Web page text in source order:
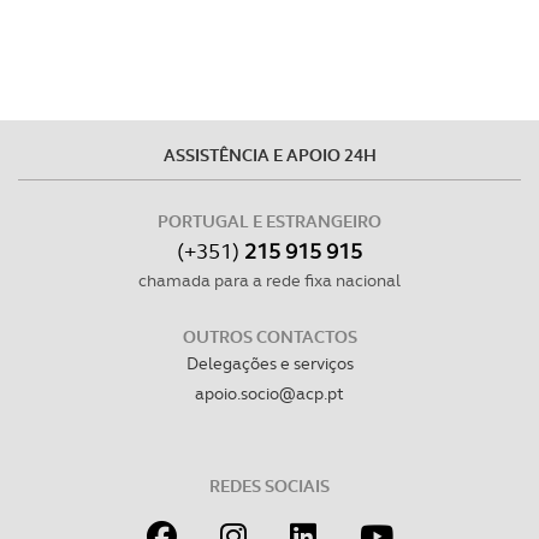
consentimento e quando tal se afigure estritamente
necessário no contexto dos serviços a prestar.
tecnologias similares pode ter impacto na sua
experiência de navegação no Website e nos serviços
Consulte a política de cookies do site.
ASSISTÊNCIA E APOIO 24H
PORTUGAL E ESTRANGEIRO
(+351) 215 915 915
chamada para a rede fixa nacional
OUTROS CONTACTOS
Delegações e serviços
apoio.socio@acp.pt
REDES SOCIAIS